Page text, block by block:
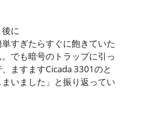
に
単すぎたらすぐに飽きていた
でも暗号のトラップに引っ
ますますCicada 3301のと
いました」と振り返ってい